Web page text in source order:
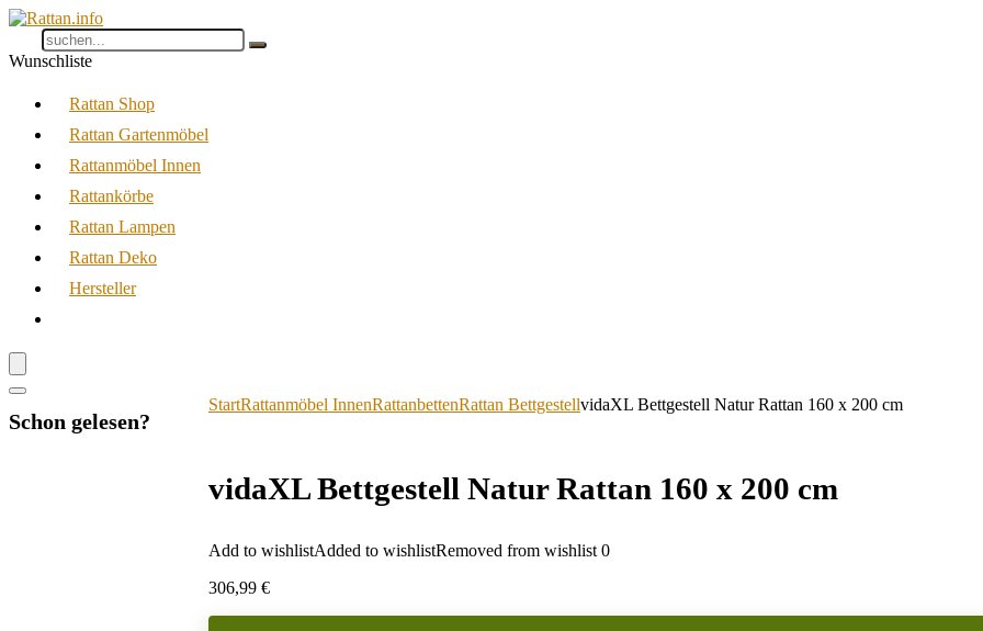
Wunschliste
Rattan Shop
Rattan Gartenmöbel
Rattanmöbel Innen
Rattankörbe
Rattan Lampen
Rattan Deko
Hersteller
StartRattanmöbel InnenRattanbettenRattan BettgestellvidaXL Bettgestell Natur Rattan 160 x 200 cm
vidaXL Bettgestell Natur Rattan 160 x 200 cm
Add to wishlistAdded to wishlistRemoved from wishlist 0
306,99 €
Schon gelesen?